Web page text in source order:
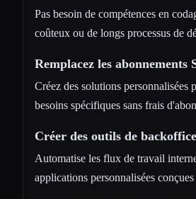
Pas besoin de compétences en
coûteux ou de longs processus de
Remplacez les abonnements
Créez des solutions personnalisées
besoins spécifiques sans frais
Créer des outils de backoffice
Automatise les flux de travail
applications personnalisées